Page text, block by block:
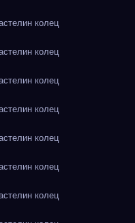
колец
колец
колец
колец
колец
колец
колец